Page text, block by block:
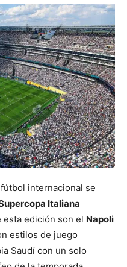
internacional se
Italiana
esta edición son el Napoli
estilos de juego
Saudí con un solo